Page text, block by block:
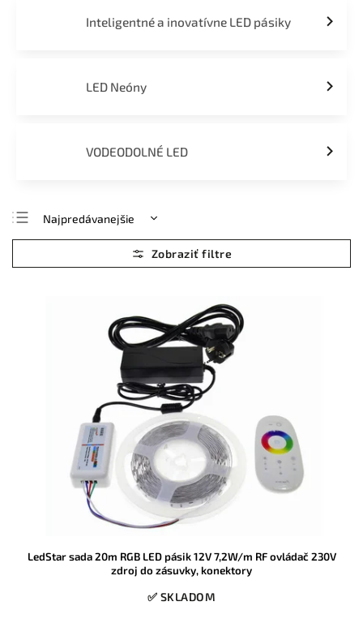
Inteligentné a inovatívne LED pásiky
LED Neóny
VODEODOLNÉ LED
Najpredávanejšie
Najlacnejšie
Najdrahšie
LedStar sada 20m RGB LED pásik 12V 7,2W/m RF ovládač 230V
zdroj do zásuvky, konektory
✅ SKLADOM